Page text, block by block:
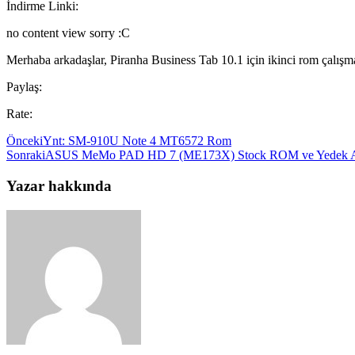
İndirme Linki:
no content view sorry :C
Merhaba arkadaşlar, Piranha Business Tab 10.1 için ikinci rom
Paylaş:
Rate:
ÖncekiYnt: SM-910U Note 4 MT6572 Rom
SonrakiASUS MeMo PAD HD 7 (ME173X) Stock ROM ve Yedek
Yazar hakkında